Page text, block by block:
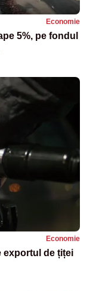
Economie
5%, pe fondul
Economie
exportul de țiței